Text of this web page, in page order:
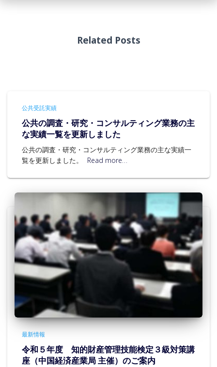
Related Posts
公共受託実績
公共の調査・研究・コンサルティング業務の主
な実績一覧を更新しました
公共の調査・研究・コンサルティング業務の主な実績一
覧を更新しました。
Read more…
最新情報
令和５年度 知的財産管理技能検定３級対策講
座（中国経済産業局 主催）のご案内